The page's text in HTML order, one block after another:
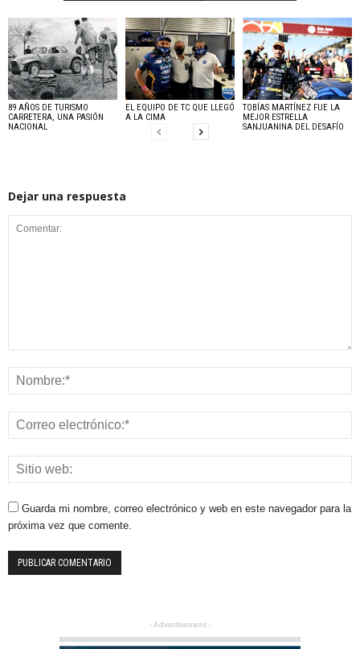
89 AÑOS DE TURISMO
CARRETERA, UNA PASIÓN
NACIONAL
EL EQUIPO DE TC QUE LLEGÓ
A LA CIMA
TOBÍAS MARTÍNEZ FUE LA
MEJOR ESTRELLA
SANJUANINA DEL DESAFÍO
Dejar una respuesta
Guarda mi nombre, correo electrónico y web en este navegador para la
próxima vez que comente.
- Advertisement -